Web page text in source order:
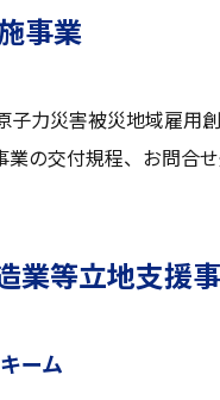
事業
子力災害被災地域雇用
業の交付規程、お問合
業等立地支援
ーム